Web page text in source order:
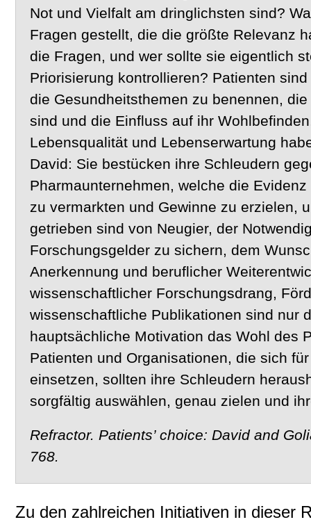
Not und Vielfalt am dringlichsten sind?
Fragen gestellt, die die größte Relevanz
die Fragen, und wer sollte sie eigentlich
Priorisierung kontrollieren? Patienten
die Gesundheitsthemen zu benennen,
sind und die Einfluss auf ihr
Lebensqualität und Lebenserwartung
David: Sie bestücken ihre Schleudern
Pharmaunternehmen, welche die
zu vermarkten und Gewinne zu erzielen,
getrieben sind von Neugier, der
Forschungsgelder zu sichern, dem
Anerkennung und beruflicher
wissenschaftlicher Forschungsdrang,
wissenschaftliche Publikationen sind nur
hauptsächliche Motivation das Wohl des
Patienten und Organisationen, die sich
einsetzen, sollten ihre Schleudern
sorgfältig auswählen, genau zielen und
Refractor. Patients’ choice: David and
768.
Zu den zahlreichen Initiativen in dieser